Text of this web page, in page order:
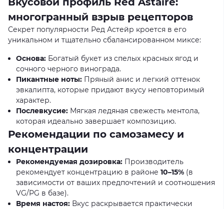
многогранный взрыв рецепторов
Секрет популярности Ред Астейр кроется в его
уникальном и тщательно сбалансированном миксе:
Основа: Богатый букет из спелых красных ягод и
сочного черного винограда.
Пикантные ноты: Пряный анис и легкий оттенок
эвкалипта, которые придают вкусу неповторимый
характер.
Послевкусие: Мягкая ледяная свежесть ментола,
которая идеально завершает композицию.
Рекомендации по самозамесу и
концентрации
Рекомендуемая дозировка: Производитель
рекомендует концентрацию в районе 10–15% (в
зависимости от ваших предпочтений и соотношения
VG/PG в базе).
Время настоя: Вкус раскрывается практически